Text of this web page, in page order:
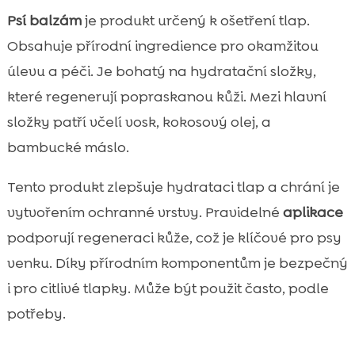
Psí balzámje produkt určený k ošetření tlap.
Obsahuje přírodní ingredience pro okamžitou
úlevu a péči. Je bohatý na hydratační složky,
které regenerují popraskanou kůži. Mezi hlavní
složky patří včelí vosk, kokosový olej, a
bambucké máslo.
Tento produkt zlepšuje hydrataci tlap a chrání je
vytvořením ochranné vrstvy. Pravidelné aplikace
podporují regeneraci kůže, což je klíčové pro psy
venku. Díky přírodním komponentům je bezpečný
i pro citlivé tlapky. Může být použit často, podle
potřeby.